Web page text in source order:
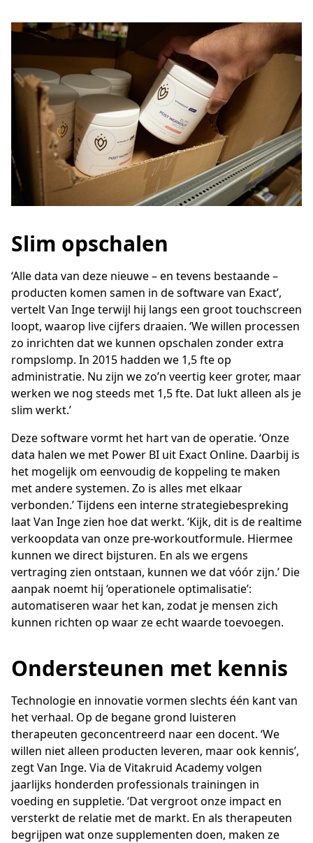
Slim opschalen
‘Alle data van deze nieuwe – en tevens bestaande –
producten komen samen in de software van Exact’,
vertelt Van Inge terwijl hij langs een groot touchscreen
loopt, waarop live cijfers draaien. ‘We willen processen
zo inrichten dat we kunnen opschalen zonder extra
rompslomp. In 2015 hadden we 1,5 fte op
administratie. Nu zijn we zo’n veertig keer groter, maar
werken we nog steeds met 1,5 fte. Dat lukt alleen als je
slim werkt.’
Deze software vormt het hart van de operatie. ‘Onze
data halen we met Power BI uit Exact Online. Daarbij is
het mogelijk om eenvoudig de koppeling te maken
met andere systemen. Zo is alles met elkaar
verbonden.’ Tijdens een interne strategiebespreking
laat Van Inge zien hoe dat werkt. ‘Kijk, dit is de realtime
verkoopdata van onze pre-workoutformule. Hiermee
kunnen we direct bijsturen. En als we ergens
vertraging zien ontstaan, kunnen we dat vóór zijn.’ Die
aanpak noemt hij ‘operationele optimalisatie’:
automatiseren waar het kan, zodat je mensen zich
kunnen richten op waar ze echt waarde toevoegen.
Ondersteunen met kennis
Technologie en innovatie vormen slechts één kant van
het verhaal. Op de begane grond luisteren
therapeuten geconcentreerd naar een docent. ‘We
willen niet alleen producten leveren, maar ook kennis’,
zegt Van Inge. Via de Vitakruid Academy volgen
jaarlijks honderden professionals trainingen in
voeding en suppletie. ‘Dat vergroot onze impact en
versterkt de relatie met de markt. En als therapeuten
begrijpen wat onze supplementen doen, maken ze